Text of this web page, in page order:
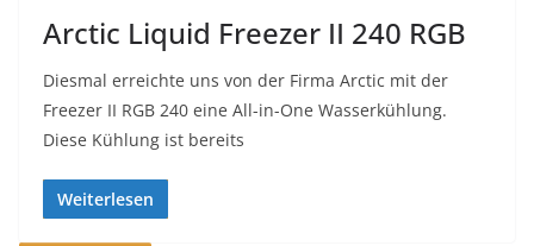
Arctic Liquid Freezer II 240 RGB
Diesmal erreichte uns von der Firma Arctic mit der
Freezer II RGB 240 eine All-in-One Wasserkühlung.
Diese Kühlung ist bereits
Weiterlesen